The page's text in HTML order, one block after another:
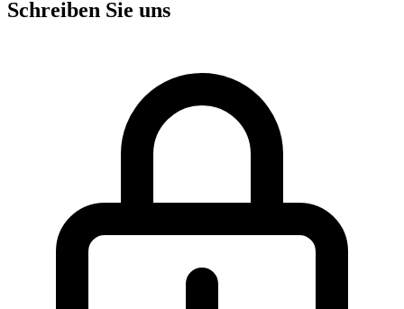
Schreiben Sie uns